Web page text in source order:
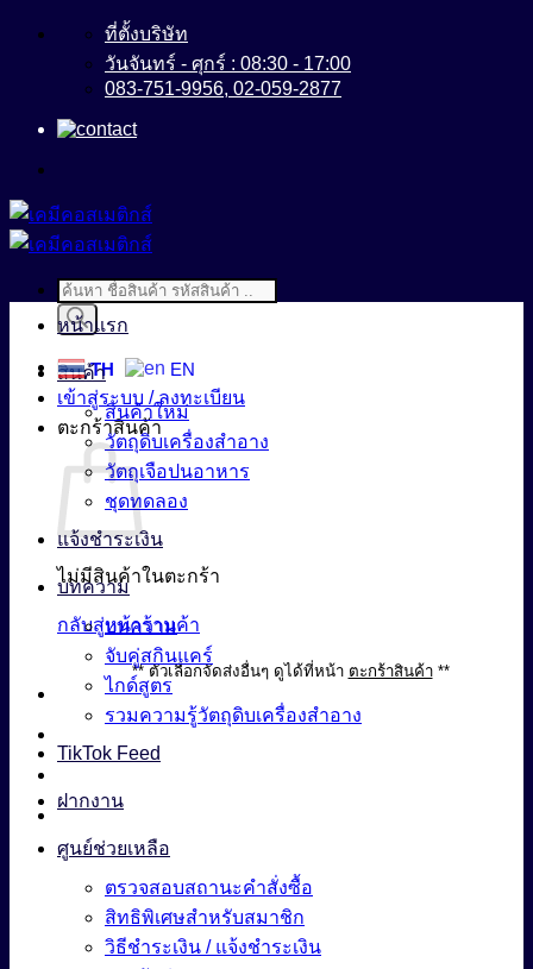
ข้าม
เนื้อหา
ที่ตั้งบริษัท
วันจันทร์ - ศุกร์ : 08:30 - 17:00
083-751-9956, 02-059-2877
Products
search
TH
EN
เข้าสู่ระบบ / ลงทะเบียน
ตะกร้าสินค้า
ไม่มีสินค้าในตะกร้า
กลับสู่หน้าร้านค้า
** ตัวเลือกจัดส่งอื่นๆ ดูได้ที่หน้า ตะกร้าสินค้า**
หน้าแรก
สินค้า
สินค้าใหม่
วัตถุดิบเครื่องสำอาง
วัตถุเจือปนอาหาร
ชุดทดลอง
แจ้งชำระเงิน
บทความ
บทความ
จับคู่สกินแคร์
ไกด์สูตร
รวมความรู้วัตถุดิบเครื่องสำอาง
TikTok Feed
ฝากงาน
ศูนย์ช่วยเหลือ
ตรวจสอบสถานะคำสั่งซื้อ
สิทธิพิเศษสำหรับสมาชิก
วิธีชำระเงิน / แจ้งชำระเงิน